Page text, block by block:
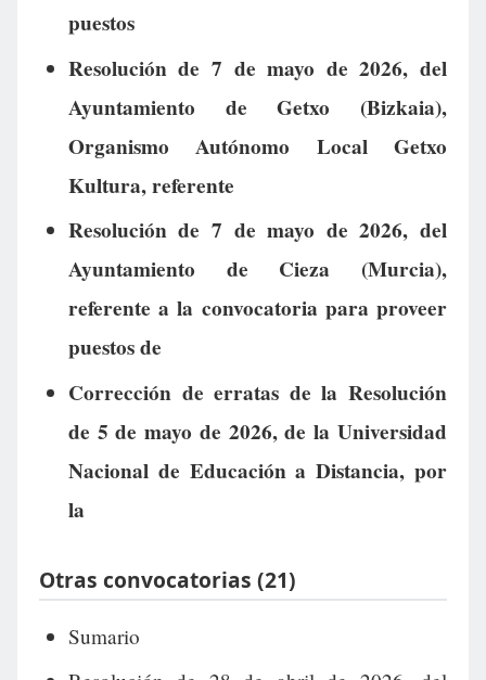
puestos
Resolución de 7 de mayo de 2026, del
Ayuntamiento de Getxo (Bizkaia),
Organismo Autónomo Local Getxo
Kultura, referente
Resolución de 7 de mayo de 2026, del
Ayuntamiento de Cieza (Murcia),
referente a la convocatoria para proveer
puestos de
Corrección de erratas de la Resolución
de 5 de mayo de 2026, de la Universidad
Nacional de Educación a Distancia, por
la
Otras convocatorias (21)
Sumario